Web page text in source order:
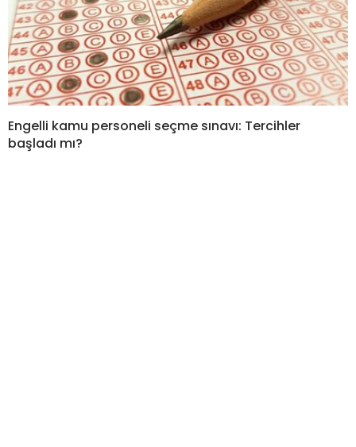
Engelli kamu personeli seçme sınavı: Tercihler
başladı mı?